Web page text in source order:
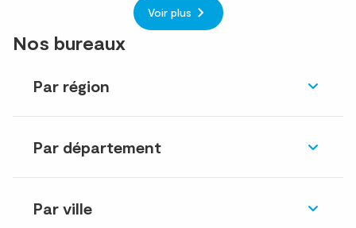
Voir plus
Nos bureaux
Par région
Par département
Par ville